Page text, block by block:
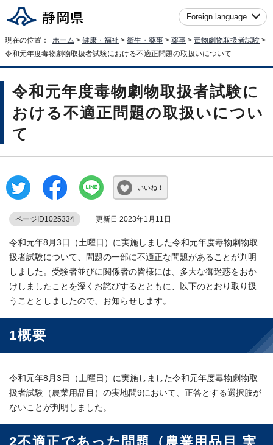
Foreign language
現在の位置： ホーム > 健康・福祉 > 衛生・薬事 > 薬事 > 毒物劇物取扱者試験 >
令和元年度毒物劇物取扱者試験における不適正問題の取扱いについて
令和元年度毒物劇物取扱者試験に
おける不適正問題の取扱いについ
て
いいね！
ページID1025334 更新日 2023年1月11日
令和元年8月3日（土曜日）に実施しました令和元年度毒物劇物取
扱者試験について、問題の一部に不適正な問題があることが判明
しました。受験者並びに関係者の皆様には、多大な御迷惑をおか
けしましたことを深くお詫びするとともに、以下のとおり取り扱
うこととしましたので、お知らせします。
1概要
令和元年8月3日（土曜日）に実施しました令和元年度毒物劇物取
扱者試験（農業用品目）の実地問9において、正答とする選択肢が
ないことが判明しました。
2不適正であった問題（農業用品目 実